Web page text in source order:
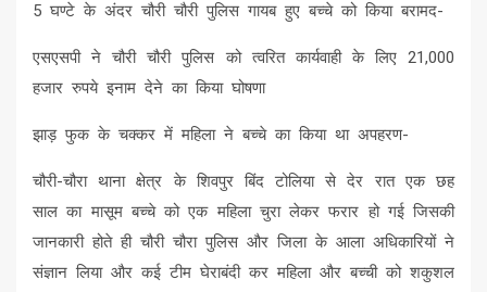
5 घण्टे के अंदर चौरी चौरी पुलिस गायब हुए बच्चे को किया बरामद-
एसएसपी ने चौरी चौरी पुलिस को त्वरित कार्यवाही के लिए 21,000
हजार रुपये इनाम देने का किया घोषणा
झाड़ फुक के चक्कर में महिला ने बच्चे का किया था अपहरण-
चौरी-चौरा थाना क्षेत्र के शिवपुर बिंद टोलिया से देर रात एक छह
साल का मासूम बच्चे को एक महिला चुरा लेकर फरार हो गई जिसकी
जानकारी होते ही चौरी चौरा पुलिस और जिला के आला अधिकारियों ने
संज्ञान लिया और कई टीम घेराबंदी कर महिला और बच्ची को शकुशल